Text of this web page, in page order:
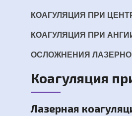
КОАГУЛЯЦИЯ ПРИ
КОАГУЛЯЦИЯ ПРИ
ОСЛОЖНЕНИЯ
Коагуляция
Лазерная